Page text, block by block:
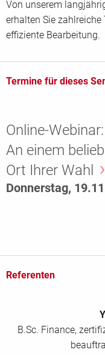
Von unserem
erhalten Sie
effiziente Bearbeitung.
Termine für dieses
Online-Webinar:
An einem
Ort Ihrer Wahl
Donnerstag,
Referenten
B.Sc. Finance,